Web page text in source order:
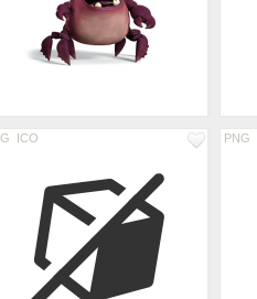
ICO PNG